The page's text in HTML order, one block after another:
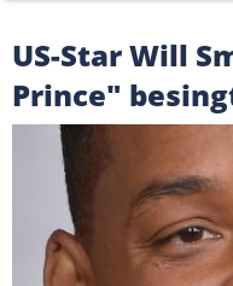
US-Star Will
Prince"